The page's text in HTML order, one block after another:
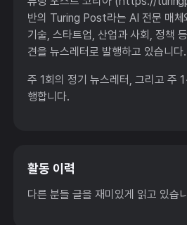
반의 Turing Post라는 AI 전문 매체
기술, 스타트업, 산업과 사회, 정책
견을 뉴스레터로 발행하고 있습니다.
주 1회의 정기 뉴스레터, 그리고 주
행합니다.
활동 이력
다른 분들 글을 재미있게 읽고 있습